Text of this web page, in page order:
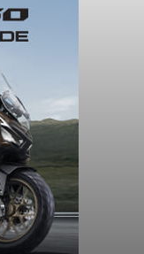
I
I Made
dan
di